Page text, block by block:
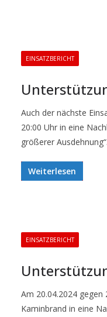
EINSATZBERICHT
Auch der nächste
20:00 Uhr in eine
größerer
Weiterlesen
EINSATZBERICHT
Am 20.04.2024
Kaminbrand in eine